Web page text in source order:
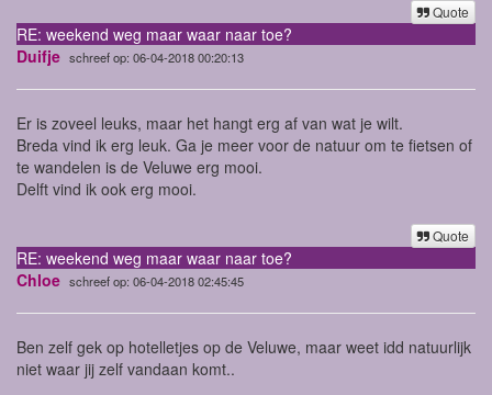
Quote
RE: weekend weg maar waar naar toe?
Duifje schreef op: 06-04-2018 00:20:13
Er is zoveel leuks, maar het hangt erg af van wat je wilt.
Breda vind ik erg leuk. Ga je meer voor de natuur om te fietsen of
te wandelen is de Veluwe erg mooi.
Delft vind ik ook erg mooi.
Quote
RE: weekend weg maar waar naar toe?
Chloe schreef op: 06-04-2018 02:45:45
Ben zelf gek op hotelletjes op de Veluwe, maar weet idd natuurlijk
niet waar jij zelf vandaan komt..